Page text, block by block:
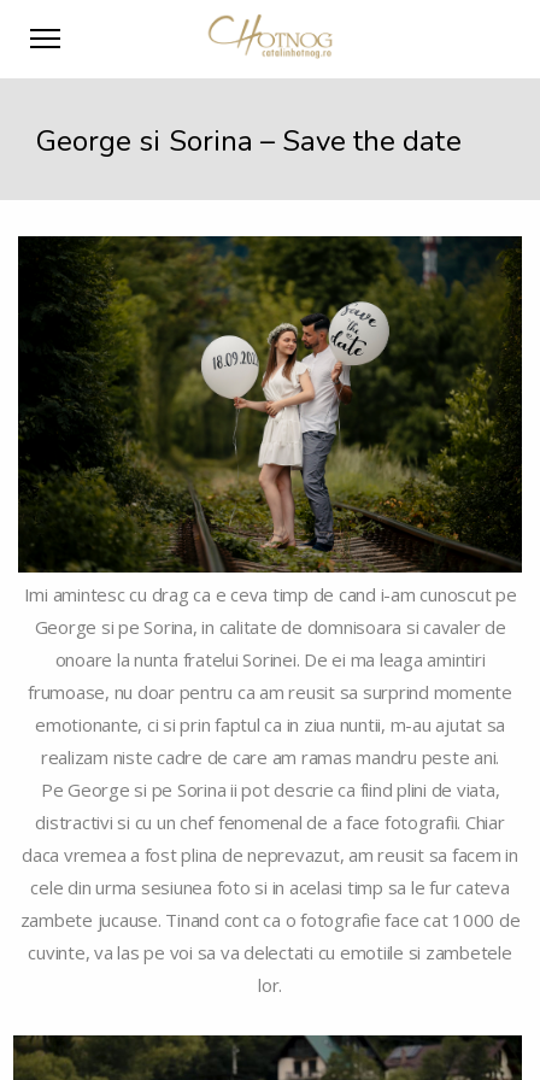
George si Sorina – Save the date
Imi amintesc cu drag ca e ceva timp de cand i-am cunoscut pe
George si pe Sorina, in calitate de domnisoara si cavaler de
onoare la nunta fratelui Sorinei. De ei ma leaga amintiri
frumoase, nu doar pentru ca am reusit sa surprind momente
emotionante, ci si prin faptul ca in ziua nuntii, m-au ajutat sa
realizam niste cadre de care am ramas mandru peste ani.
Pe George si pe Sorina ii pot descrie ca fiind plini de viata,
distractivi si cu un chef fenomenal de a face fotografii. Chiar
daca vremea a fost plina de neprevazut, am reusit sa facem in
cele din urma sesiunea foto si in acelasi timp sa le fur cateva
zambete jucause. Tinand cont ca o fotografie face cat 1000 de
cuvinte, va las pe voi sa va delectati cu emotiile si zambetele
lor.
0